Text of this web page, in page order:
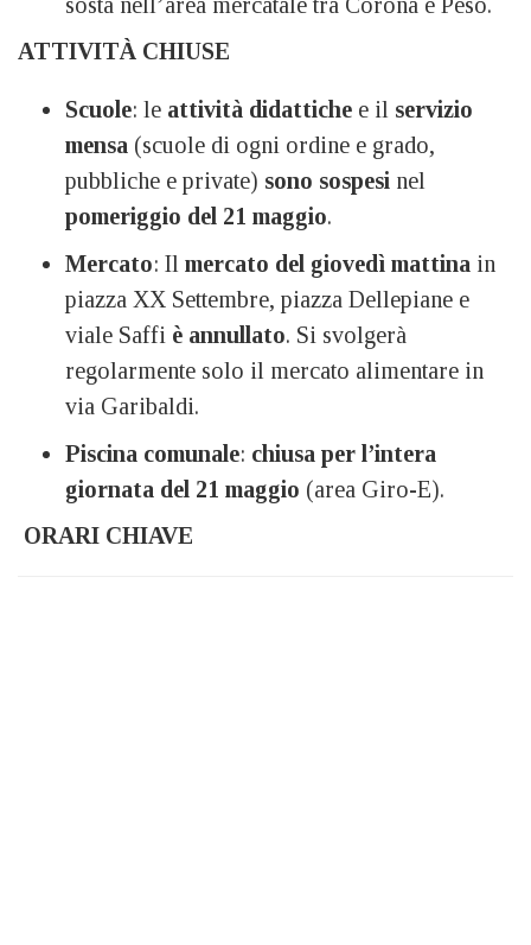
ATTIVITÀ CHIUSE
Scuole: le attività didattiche e il servizio
mensa (scuole di ogni ordine e grado,
pubbliche e private) sono sospesi nel
pomeriggio del 21 maggio.
Mercato: Il mercato del giovedì mattina in
piazza XX Settembre, piazza Dellepiane e
viale Saffi è annullato. Si svolgerà
regolarmente solo il mercato alimentare in
via Garibaldi.
Piscina comunale: chiusa per l’intera
giornata del 21 maggio (area Giro-E).
ORARI CHIAVE